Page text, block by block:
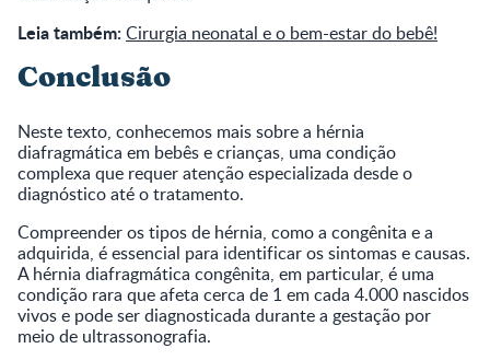
Leia também:Cirurgia neonatal e o bem-estar do bebê!
Conclusão
Neste texto, conhecemos mais sobre a hérnia
diafragmática em bebês e crianças, uma condição
complexa que requer atenção especializada desde o
diagnóstico até o tratamento.
Compreender os tipos de hérnia, como a congênita e a
adquirida, é essencial para identificar os sintomas e causas.
A hérnia diafragmática congênita, em particular, é uma
condição rara que afeta cerca de 1 em cada 4.000 nascidos
vivos e pode ser diagnosticada durante a gestação por
meio de ultrassonografia.